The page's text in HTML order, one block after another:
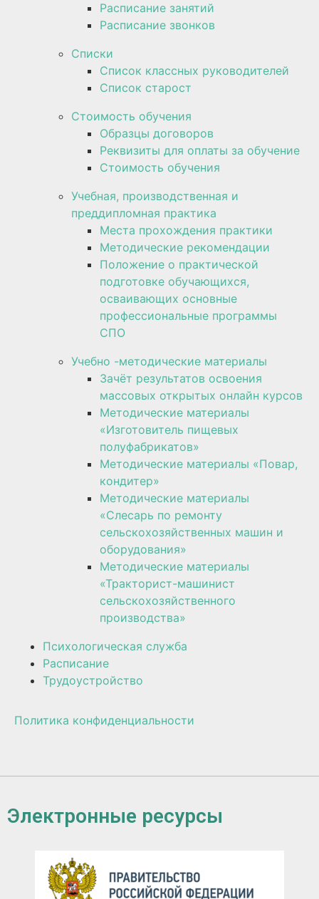
Расписание занятий
Расписание звонков
Списки
Список классных руководителей
Список старост
Стоимость обучения
Образцы договоров
Реквизиты для оплаты за обучение
Стоимость обучения
Учебная, производственная и
преддипломная практика
Места прохождения практики
Методические рекомендации
Положение о практической
подготовке обучающихся,
осваивающих основные
профессиональные программы
СПО
Учебно -методические материалы
Зачёт результатов освоения
массовых открытых онлайн курсов
Методические материалы
«Изготовитель пищевых
полуфабрикатов»
Методические материалы «Повар,
кондитер»
Методические материалы
«Слесарь по ремонту
сельскохозяйственных машин и
оборудования»
Методические материалы
«Тракторист-машинист
сельскохозяйственного
производства»
Психологическая служба
Расписание
Трудоустройство
Политика конфиденциальности
Электронные ресурсы